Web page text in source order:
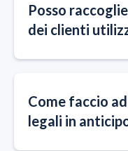
Posso
dei clienti
Come faccio
legali in